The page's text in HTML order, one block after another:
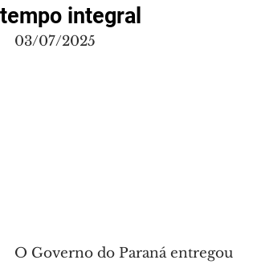
tempo integral
03/07/2025
O Governo do Paraná entregou